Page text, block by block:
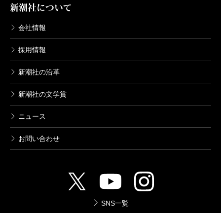
新潮社について
会社情報
採用情報
新潮社の沿革
新潮社の文学賞
ニュース
お問い合わせ
SNS一覧